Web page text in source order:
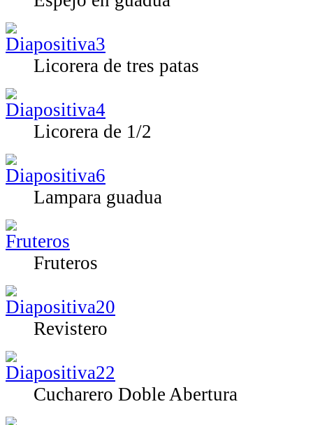
Licorera de tres patas
Licorera de 1/2
Lampara guadua
Fruteros
Revistero
Cucharero Doble Abertura